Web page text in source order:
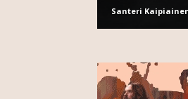
Santeri